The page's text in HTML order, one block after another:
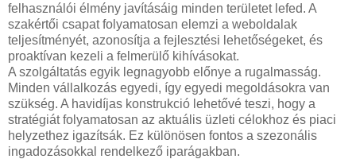
felhasználói élmény javításáig minden területet lefed. A
szakértői csapat folyamatosan elemzi a weboldalak
teljesítményét, azonosítja a fejlesztési lehetőségeket, és
proaktívan kezeli a felmerülő kihívásokat.
A szolgáltatás egyik legnagyobb előnye a rugalmasság.
Minden vállalkozás egyedi, így egyedi megoldásokra van
szükség. A havidíjas konstrukció lehetővé teszi, hogy a
stratégiát folyamatosan az aktuális üzleti célokhoz és piaci
helyzethez igazítsák. Ez különösen fontos a szezonális
ingadozásokkal rendelkező iparágakban.